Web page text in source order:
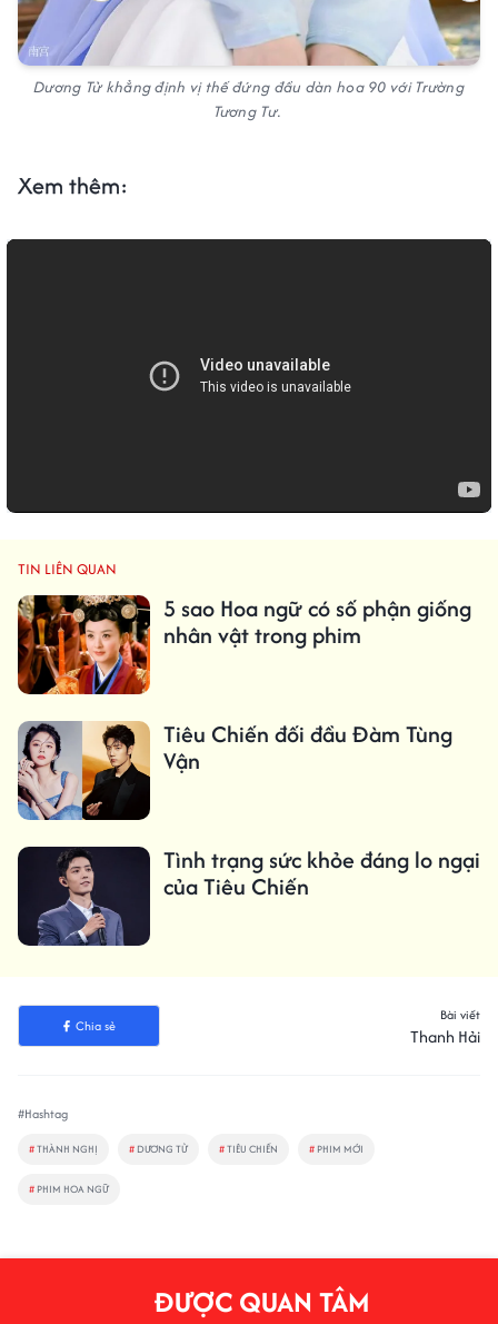
Dương Tử khẳng định vị thế đứng đầu dàn hoa 90 với Trường
Tương Tư.
Xem thêm:
TIN LIÊN QUAN
5 sao Hoa ngữ có số phận giống
nhân vật trong phim
Tiêu Chiến đối đầu Đàm Tùng
Vận
Tình trạng sức khỏe đáng lo ngại
của Tiêu Chiến
Chia sẻ
Bài viết
Thanh Hải
#Hashtag
#THÀNH NGHỊ # DƯƠNG TỬ #TIÊU CHIẾN # PHIM MỚI
# PHIM HOA NGỮ
ĐƯỢC QUAN TÂM